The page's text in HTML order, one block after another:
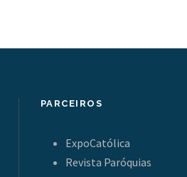
PARCEIROS
ExpoCatólica
Revista Paróquias